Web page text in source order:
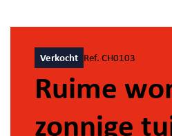
Verkocht Ref. CH0103
Ruime
zonnige